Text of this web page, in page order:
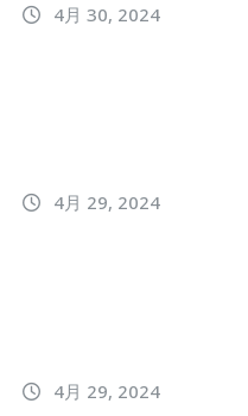
4月 30, 2024
4月 29, 2024
4月 29, 2024